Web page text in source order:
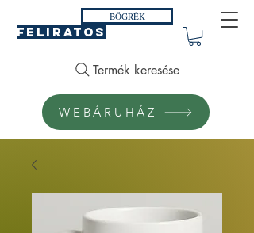
FELIRATOS
BÖGRÉK
Termék keresése
WEBÁRUHÁZ